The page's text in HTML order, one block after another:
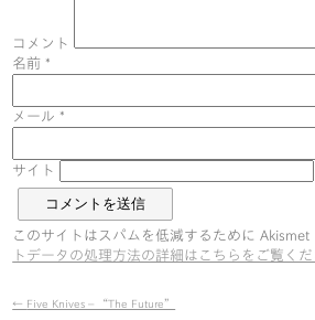
コメント
名前 *
メール *
サイト
このサイトはスパムを低減するために Akismet
トデータの処理方法の詳細はこちらをご覧くだ
← Five Knives – “The Future”